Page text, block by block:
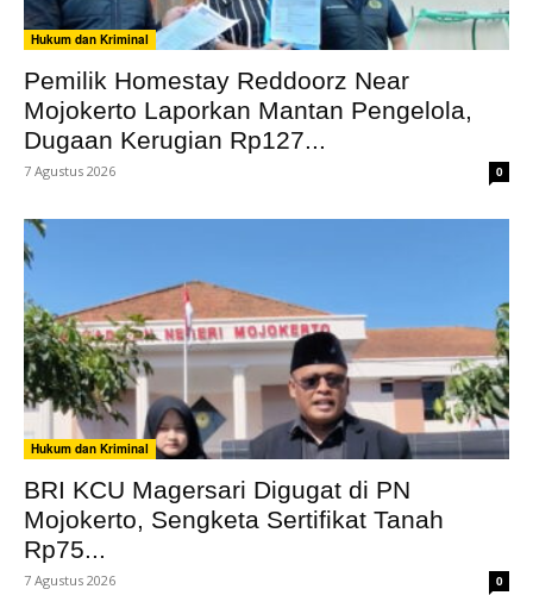
Hukum dan Kriminal
Pemilik Homestay Reddoorz Near
Mojokerto Laporkan Mantan Pengelola,
Dugaan Kerugian Rp127...
7 Agustus 2026 0
Hukum dan Kriminal
BRI KCU Magersari Digugat di PN
Mojokerto, Sengketa Sertifikat Tanah
Rp75...
7 Agustus 2026 0